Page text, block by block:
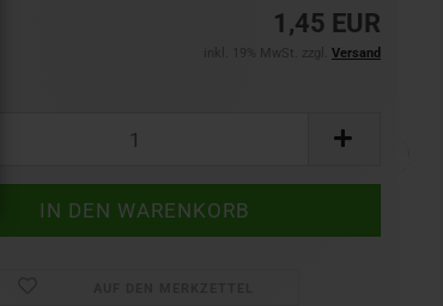
1,45 EUR
inkl. 19% MwSt. zzgl. Versand